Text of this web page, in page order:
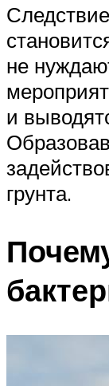
не
и
грунта.